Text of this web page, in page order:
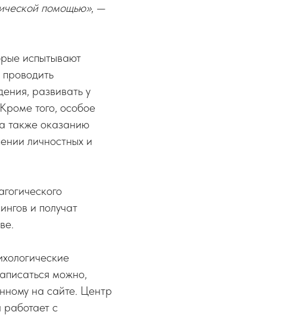
помощью», —
испытывают
развивать у
того, особое
также оказанию
личностных и
и получат
можно,
на сайте. Центр
с